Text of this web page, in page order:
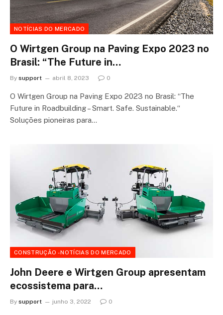
NOTÍCIAS DO MERCADO
O Wirtgen Group na Paving Expo 2023 no
Brasil: “The Future in…
By support abril 8, 2023 0
O Wirtgen Group na Paving Expo 2023 no Brasil: “The
Future in Roadbuilding – Smart. Safe. Sustainable.“
Soluções pioneiras para…
CONSTRUÇÃO - NOTÍCIAS DO MERCADO
John Deere e Wirtgen Group apresentam
ecossistema para…
By support junho 3, 2022 0